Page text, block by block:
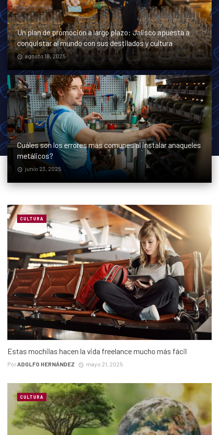
Un plan de promoción a largo plazo: Jalisco apuesta a
conquistar al mundo con sus destilados y cultura
agosto 18, 2025
Cuáles son los errores más comunes al instalar anaqueles
metálicos?
junio 23, 2025
Estas mochilas hacen la vida freelance mucho más fácil
PorADOLFO HERNÁNDEZ mayo 21, 2025
CULTURA
CULTURA